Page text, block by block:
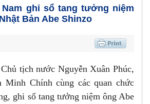
Nam ghi sổ tang tưởng niệm
Bản Abe Shinzo
tịch nước Nguyễn Xuân Phúc,
Minh Chính cùng các quan chức
ghi sổ tang tưởng niệm ông Abe